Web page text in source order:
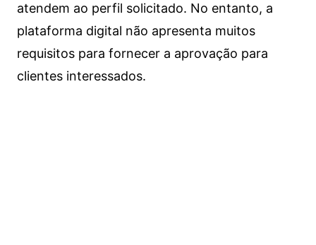
atendem ao perfil solicitado. No entanto, a
plataforma digital não apresenta muitos
requisitos para fornecer a aprovação para
clientes interessados.